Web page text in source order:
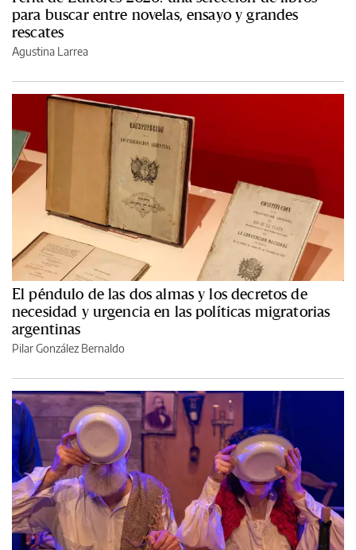
para buscar entre novelas, ensayo y grandes
rescates
Agustina Larrea
El péndulo de las dos almas y los decretos de
necesidad y urgencia en las políticas migratorias
argentinas
Pilar González Bernaldo